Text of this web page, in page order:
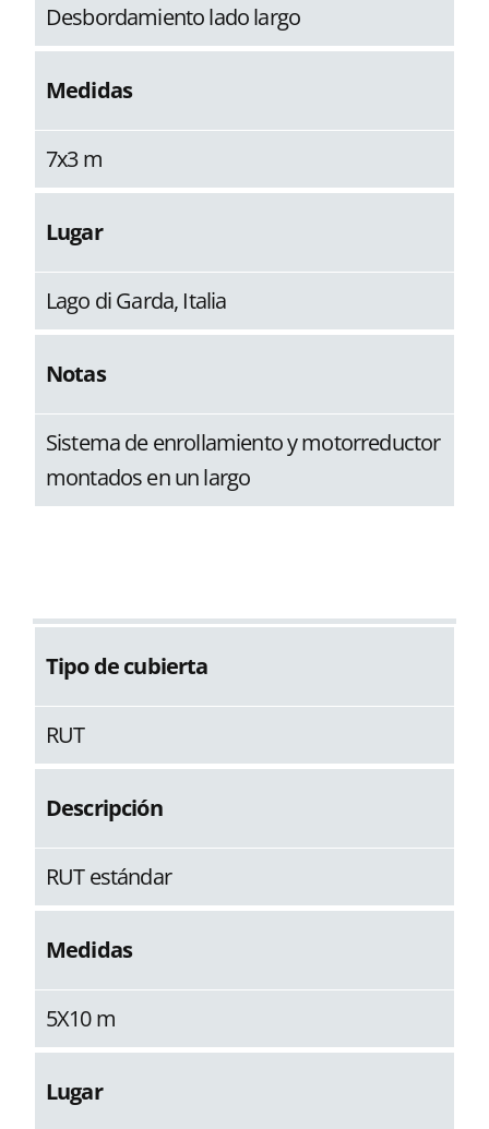
Desbordamiento lado largo
Medidas
7x3 m
Lugar
Lago di Garda, Italia
Notas
Sistema de enrollamiento y motorreductor
montados en un largo
Tipo de cubierta
RUT
Descripción
RUT estándar
Medidas
5X10 m
Lugar